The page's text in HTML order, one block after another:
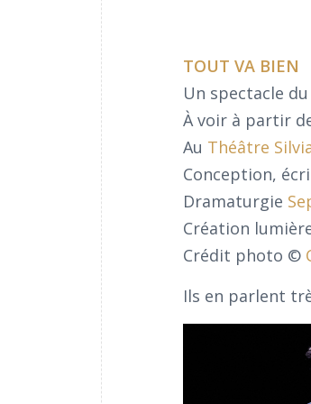
TOUT VA BIEN
Un spectacle du
À voir à partir
Au Théâtre
Conception,
Dramaturgie
Création
Crédit photo ©
Ils en parlent